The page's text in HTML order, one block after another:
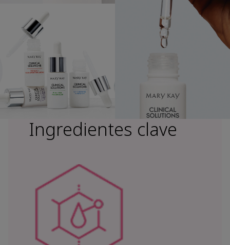
Ingredientes clave